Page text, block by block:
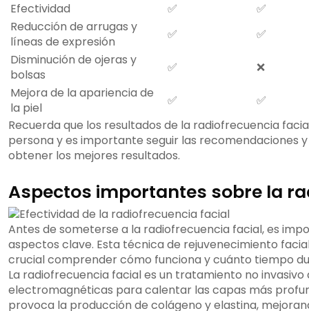
Efectividad
✅
✅
Reducción de arrugas y
líneas de expresión
✅
✅
Disminución de ojeras y
bolsas
✅
❌
Mejora de la apariencia de
la piel
✅
✅
Recuerda que los resultados de la radiofrecuencia
persona y es importante seguir las recomendaciones
obtener los mejores resultados.
Aspectos importantes sobre la
Antes de someterse a la radiofrecuencia facial, es
aspectos clave. Esta técnica de rejuvenecimiento
crucial comprender cómo funciona y cuánto tiempo
La radiofrecuencia facial es un tratamiento no invasivo
electromagnéticas para calentar las capas más
provoca la producción de colágeno y elastina,